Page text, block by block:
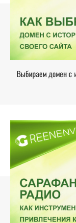
Выбираем домен с